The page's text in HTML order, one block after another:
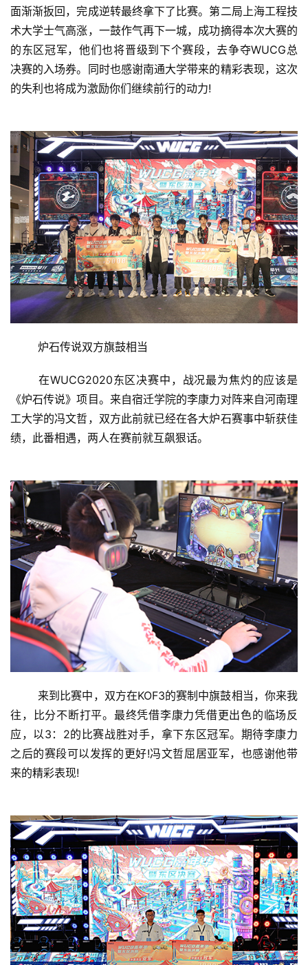
面渐渐扳回，完成逆转最终拿下了比赛。第二局上海工程技
术大学士气高涨，一鼓作气再下一城，成功摘得本次大赛的
的东区冠军，他们也将晋级到下个赛段，去争夺WUCG总
决赛的入场券。同时也感谢南通大学带来的精彩表现，这次
的失利也将成为激励你们继续前行的动力!
	炉石传说双方旗鼓相当
《炉石传说》项目。来自宿迁学院的李康力对阵来自河南理
工大学的冯文哲，双方此前就已经在各大炉石赛事中斩获佳
绩，此番相遇，两人在赛前就互飙狠话。
往，比分不断打平。最终凭借李康力凭借更出色的临场反
应，以3：2的比赛战胜对手，拿下东区冠军。期待李康力
之后的赛段可以发挥的更好!冯文哲屈居亚军，也感谢他带
来的精彩表现!